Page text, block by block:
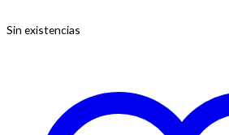
Sin existencias